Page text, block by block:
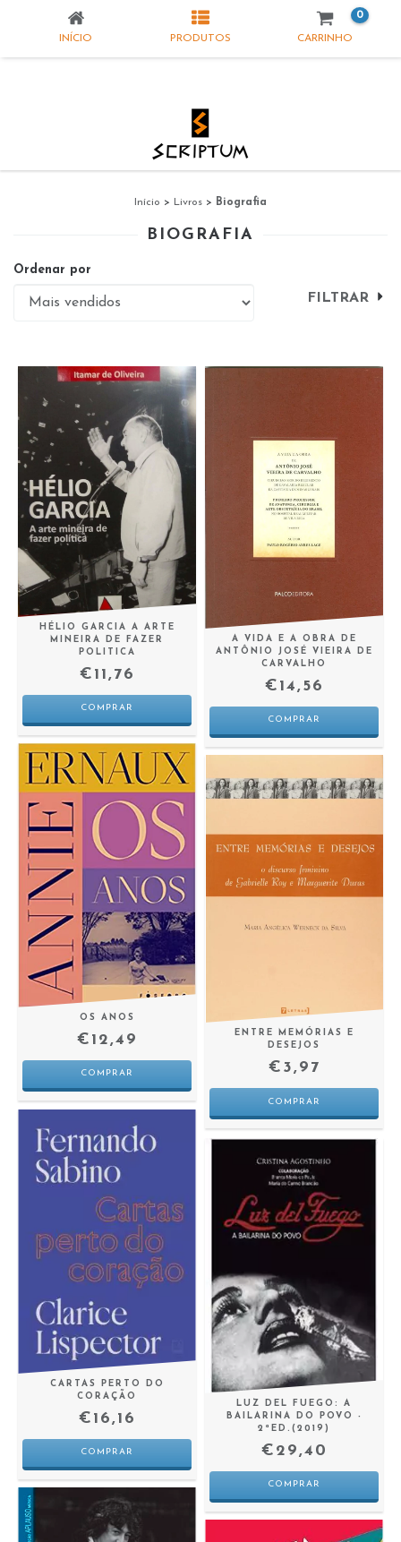
INÍCIO PRODUTOS CARRINHO
0
Início > Livros > Biografia
BIOGRAFIA
Ordenar por
FILTRAR
HÉLIO GARCIA A ARTE
MINEIRA DE FAZER
POLITICA
€11,76
A VIDA E A OBRA DE
ANTÔNIO JOSÉ VIEIRA DE
CARVALHO
€14,56
OS ANOS
€12,49
ENTRE MEMÓRIAS E
DESEJOS
€3,97
CARTAS PERTO DO
CORAÇÃO
€16,16
LUZ DEL FUEGO: A
BAILARINA DO POVO -
2ªED.(2019)
€29,40